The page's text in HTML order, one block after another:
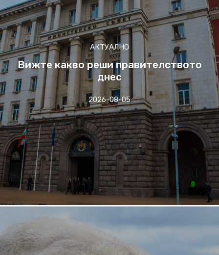
АКТУАЛНО
Вижте какво реши правителството
днес
2026-08-05